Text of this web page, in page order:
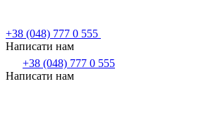
+38 (048) 777 0 555
Написати нам
+38 (048) 777 0 555
Написати нам